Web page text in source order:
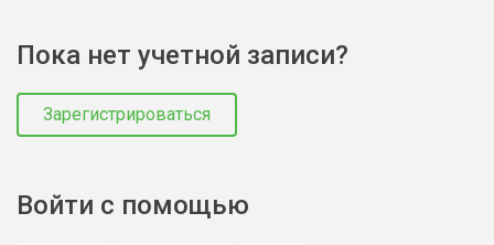
Пока нет учетной записи?
Зарегистрироваться
Войти с помощью